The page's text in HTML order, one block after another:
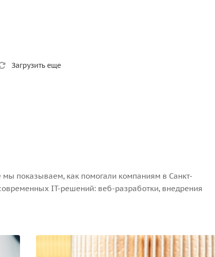
Загрузить еще
показываем, как помогали компаниям в Санкт-
IT-решений: веб-разработки, внедрения